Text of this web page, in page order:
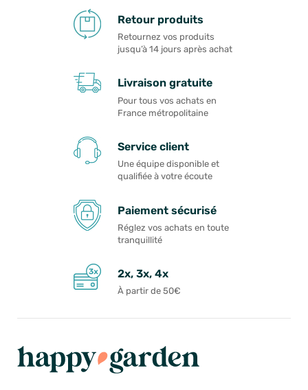
Retour produits
Retournez vos produits
jusqu’à 14 jours après achat
Livraison gratuite
Pour tous vos achats en
France métropolitaine
Service client
Une équipe disponible et
qualifiée à votre écoute
Paiement sécurisé
Réglez vos achats en toute
tranquillité
2x, 3x, 4x
À partir de 50€